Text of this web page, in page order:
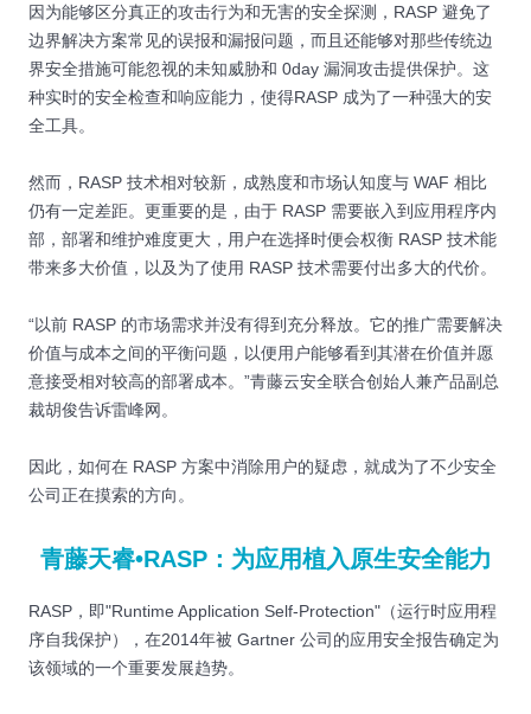
因为能够区分真正的攻击行为和无害的安全探测，RASP 避免了
边界解决方案常见的误报和漏报问题，而且还能够对那些传统边
界安全措施可能忽视的未知威胁和 0day 漏洞攻击提供保护。这
种实时的安全检查和响应能力，使得RASP 成为了一种强大的安
全工具。
然而，RASP 技术相对较新，成熟度和市场认知度与 WAF 相比
仍有一定差距。更重要的是，由于 RASP 需要嵌入到应用程序内
部，部署和维护难度更大，用户在选择时便会权衡 RASP 技术能
带来多大价值，以及为了使用 RASP 技术需要付出多大的代价。
“以前 RASP 的市场需求并没有得到充分释放。它的推广需要解决
价值与成本之间的平衡问题，以便用户能够看到其潜在价值并愿
意接受相对较高的部署成本。”青藤云安全联合创始人兼产品副总
裁胡俊告诉雷峰网。
因此，如何在 RASP 方案中消除用户的疑虑，就成为了不少安全
公司正在摸索的方向。
青藤天睿•RASP：为应用植入原生安全能力
RASP，即"Runtime Application Self-Protection"（运行时应用程
序自我保护），在2014年被 Gartner 公司的应用安全报告确定为
该领域的一个重要发展趋势。